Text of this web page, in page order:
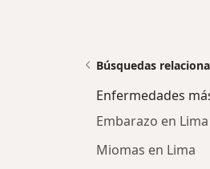
Búsquedas
Enfermedades
Embarazo en Lima
Miomas en Lima